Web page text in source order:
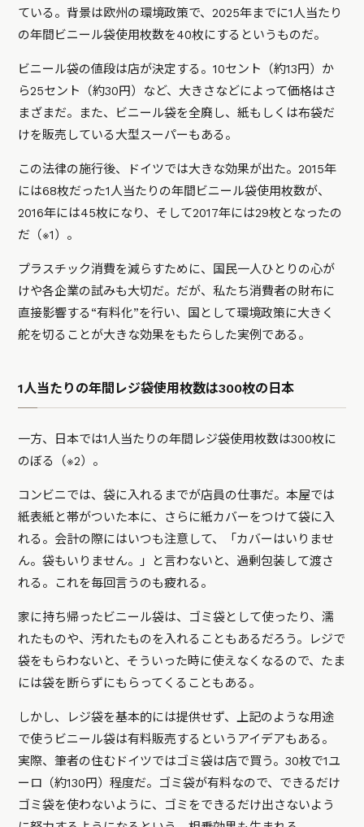
ている。背景は欧州の環境政策で、2025年までに1人当たり
の年間ビニール袋使用枚数を40枚にするというものだ。
ビニール袋の値段は店が決定する。10セント（約13円）か
ら25セント（約30円）など、大きさなどによって価格はさ
まざまだ。また、ビニール袋を全廃し、紙もしくは布袋だ
けを販売している大型スーパーもある。
この法律の施行後、ドイツでは大きな効果が出た。2015年
には68枚だった1人当たりの年間ビニール袋使用枚数が、
2016年には45枚になり、そして2017年には29枚となったの
だ（※1）。
プラスチック消費を減らすために、国民一人ひとりの心が
けや各企業の試みも大切だ。だが、私たち消費者の財布に
直接影響する“有料化”を行い、国として環境政策に大きく
舵を切ることが大きな効果をもたらした実例である。
1人当たりの年間レジ袋使用枚数は300枚の日本
一方、日本では1人当たりの年間レジ袋使用枚数は300枚に
のぼる（※2）。
コンビニでは、袋に入れるまでが店員の仕事だ。本屋では
紙表紙と帯がついた本に、さらに紙カバーをつけて袋に入
れる。会計の際にはいつも注意して、「カバーはいりませ
ん。袋もいりません。」と言わないと、過剰包装して渡さ
れる。これを毎回言うのも疲れる。
家に持ち帰ったビニール袋は、ゴミ袋として使ったり、濡
れたものや、汚れたものを入れることもあるだろう。レジで
袋をもらわないと、そういった時に使えなくなるので、たま
には袋を断らずにもらってくることもある。
しかし、レジ袋を基本的には提供せず、上記のような用途
で使うビニール袋は有料販売するというアイデアもある。
実際、筆者の住むドイツではゴミ袋は店で買う。30枚で1ユ
ーロ（約130円）程度だ。ゴミ袋が有料なので、できるだけ
ゴミ袋を使わないように、ゴミをできるだけ出さないよう